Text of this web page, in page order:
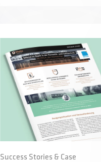
Success Stories & Case